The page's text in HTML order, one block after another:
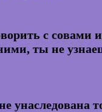
с совами
ты не